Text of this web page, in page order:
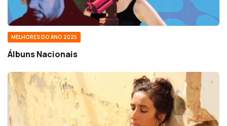
MELHORES DO ANO 2025
Álbuns Nacionais